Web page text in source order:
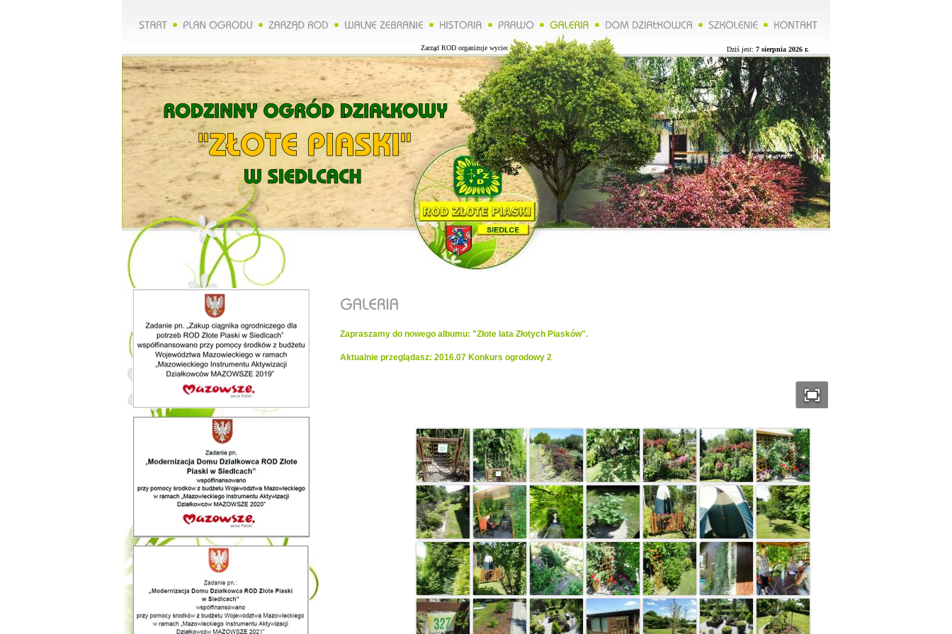
Zarząd ROD organizuje wycieczkę do Lublina więcej na naszej stronie.**********Zarząd ROD organizuje wycieczkę do Lublina więcej na naszej stronie.**********Zarząd ROD
Dziś jest: 7 sierpnia 2026 r.
Zapraszamy do nowego albumu: "Złote lata Złotych Piasków".
Aktualnie przeglądasz: 2016.07 Konkurs ogrodowy 2